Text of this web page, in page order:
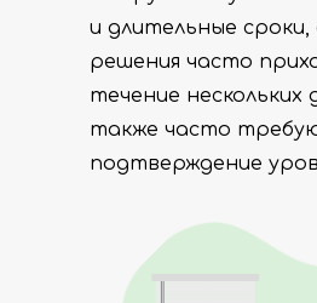
и длительные
решения часто
течение нескольких
также часто
подтверждение